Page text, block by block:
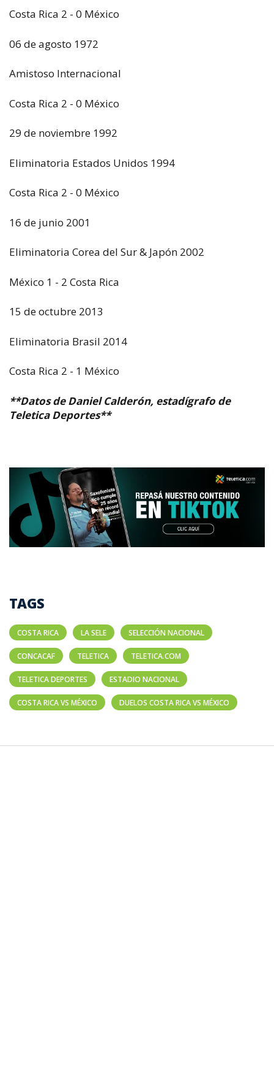
Costa Rica 2 - 0 México
06 de agosto 1972
Amistoso Internacional
Costa Rica 2 - 0 México
29 de noviembre 1992
Eliminatoria Estados Unidos 1994
Costa Rica 2 - 0 México
16 de junio 2001
Eliminatoria Corea del Sur & Japón 2002
México 1 - 2 Costa Rica
15 de octubre 2013
Eliminatoria Brasil 2014
Costa Rica 2 - 1 México
**Datos de Daniel Calderón, estadígrafo de
Teletica Deportes**
TAGS
COSTA RICA LA SELE SELECCIÓN NACIONAL
CONCACAF TELETICA TELETICA.COM
TELETICA DEPORTES ESTADIO NACIONAL
COSTA RICA VS MÉXICO DUELOS COSTA RICA VS MÉXICO